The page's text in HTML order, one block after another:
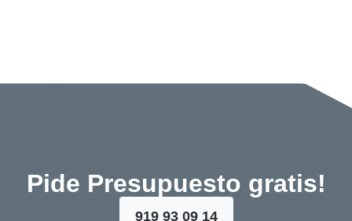
Pide Presupuesto gratis!
919 93 09 14